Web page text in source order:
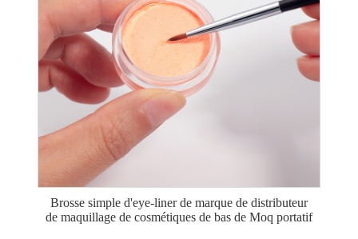
Brosse simple d'eye-liner de marque de distributeur
de maquillage de cosmétiques de bas de Moq portatif